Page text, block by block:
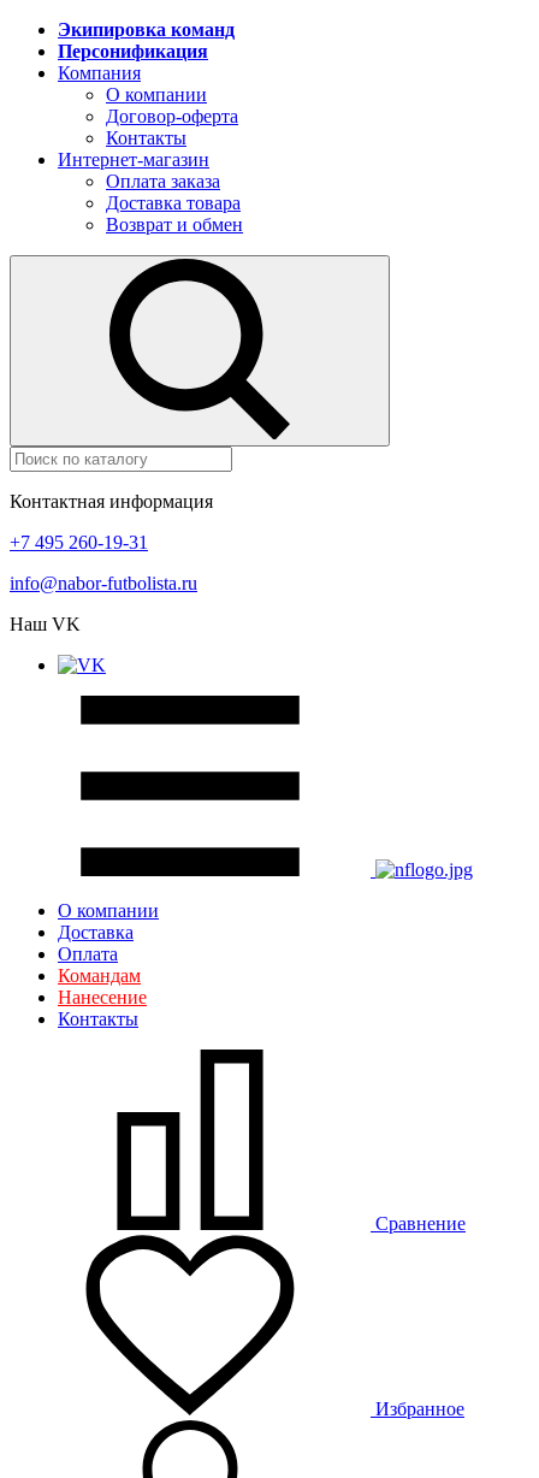
Экипировка команд
Персонификация
Компания
О компании
Договор-оферта
Контакты
Интернет-магазин
Оплата заказа
Доставка товара
Возврат и обмен
Контактная информация
+7 495 260-19-31
info@nabor-futbolista.ru
Наш VK
О компании
Доставка
Оплата
Командам
Нанесение
Контакты
Сравнение
Избранное